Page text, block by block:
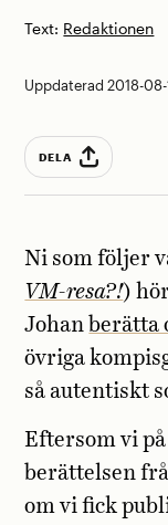
Text: Redaktionen
Uppdaterad 2018-
DELA
Ni som följer
VM-resa?!)
Johan berätta
övriga
så autentiskt
Eftersom vi
berättelsen
om vi fick